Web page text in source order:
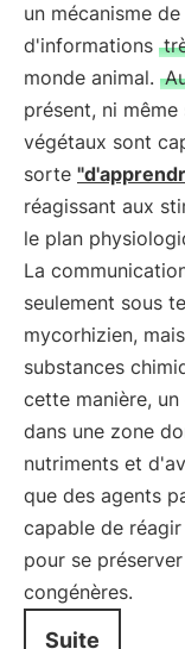
un mécanisme
d'informations
monde animal.
présent, ni
végétaux sont
sorte
réagissant aux
le plan
La
seulement sous
mycorhizien,
substances
cette manière,
dans une zone
nutriments et
que des agents
capable de
pour se
congénères.
Suite